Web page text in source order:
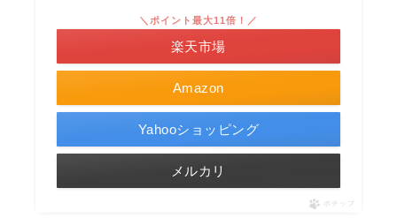
Amazon
＼ポイント最大11倍！／
楽天市場
Yahooショッピング
メルカリ
ポチップ